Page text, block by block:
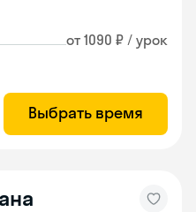
от 1090 ₽ / урок
Выбрать время